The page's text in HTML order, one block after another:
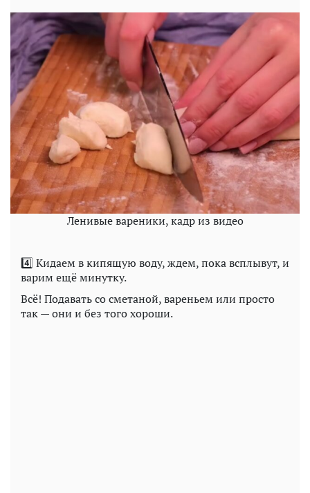
Ленивые вареники, кадр из видео
4️⃣ Кидаем в кипящую воду, ждем, пока всплывут, и
варим ещё минутку.
Всё! Подавать со сметаной, вареньем или просто
так — они и без того хороши.